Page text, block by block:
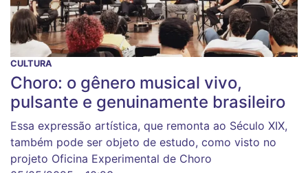
CULTURA
Choro: o gênero musical vivo,
pulsante e genuinamente brasileiro
Essa expressão artística, que remonta ao Século XIX,
também pode ser objeto de estudo, como visto no
projeto Oficina Experimental de Choro